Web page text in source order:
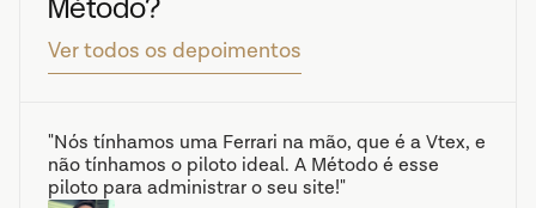
Método?
Ver todos os depoimentos
"Nós tínhamos uma Ferrari na mão, que é a Vtex, e
não tínhamos o piloto ideal. A Método é esse
piloto para administrar o seu site!"